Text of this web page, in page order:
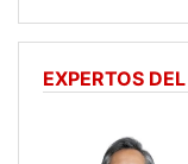
EXPERTOS